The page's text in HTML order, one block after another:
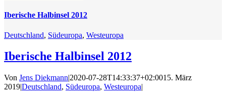
Iberische Halbinsel 2012
Deutschland, Südeuropa, Westeuropa
Iberische Halbinsel 2012
Von Jens Diekmann|2020-07-28T14:33:37+02:0015. März
2019|Deutschland, Südeuropa, Westeuropa|